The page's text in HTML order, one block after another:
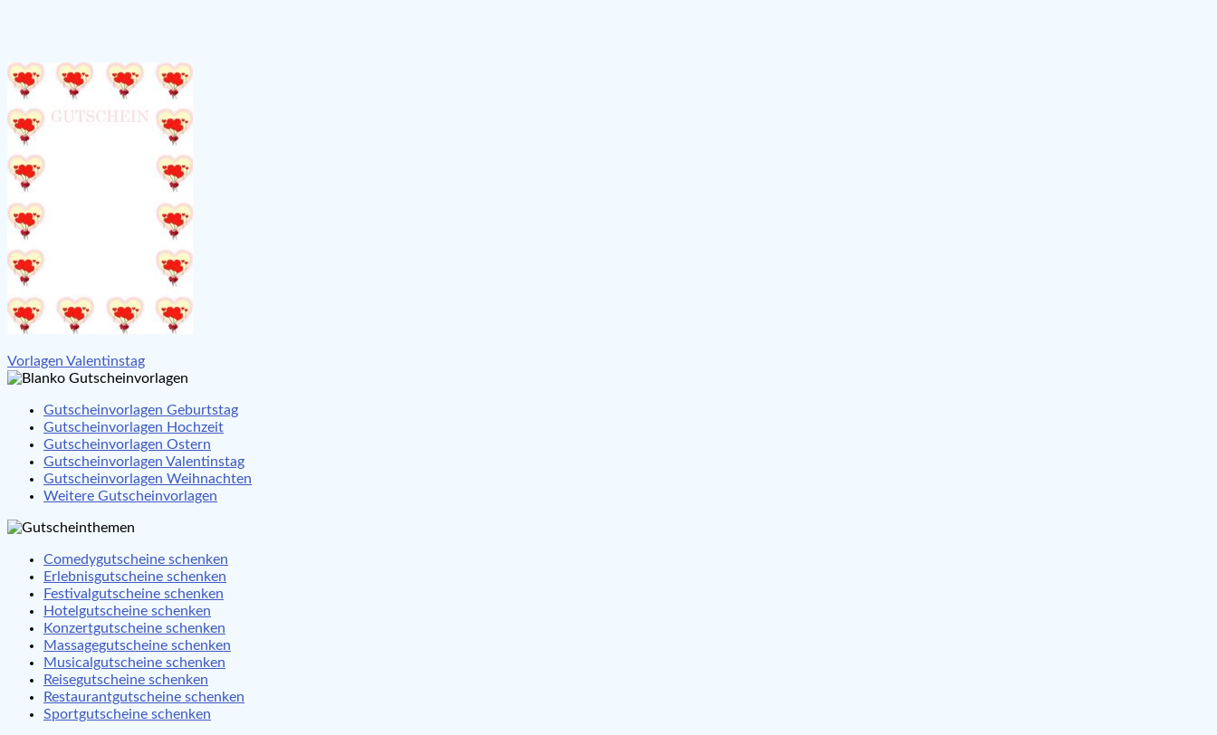
Beitragsnavigation
Vorlagen Valentinstag
Gutscheinvorlagen Geburtstag
Gutscheinvorlagen Hochzeit
Gutscheinvorlagen Ostern
Gutscheinvorlagen Valentinstag
Gutscheinvorlagen Weihnachten
Weitere Gutscheinvorlagen
Comedygutscheine schenken
Erlebnisgutscheine schenken
Festivalgutscheine schenken
Hotelgutscheine schenken
Konzertgutscheine schenken
Massagegutscheine schenken
Musicalgutscheine schenken
Reisegutscheine schenken
Restaurantgutscheine schenken
Sportgutscheine schenken